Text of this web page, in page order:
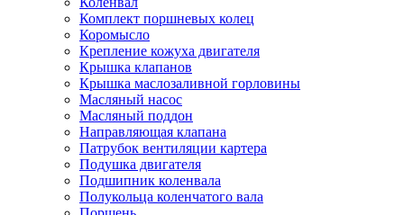
Комплект поршневых колец
Коромысло
Крепление кожуха двигателя
Крышка клапанов
Крышка маслозаливной горловины
Масляный насос
Масляный поддон
Направляющая клапана
Патрубок вентиляции картера
Подушка двигателя
Подшипник коленвала
Полукольца коленчатого вала